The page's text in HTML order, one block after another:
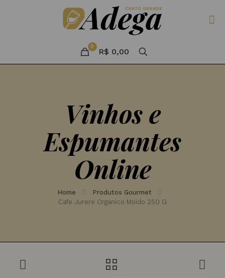
0
R$ 0,00
Vinhos e
Espumantes
Online
Home
Produtos Gourmet
Cafe Jurere Organico Moido 250 G